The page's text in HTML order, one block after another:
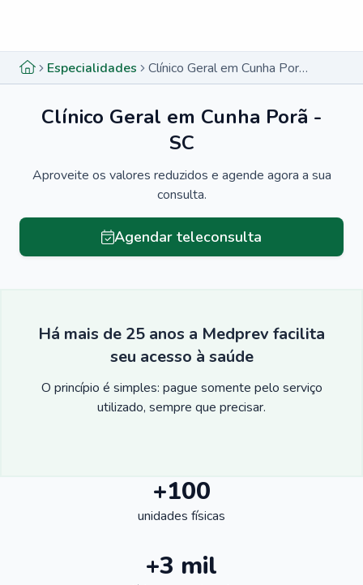
Especialidades Clínico Geral em Cunha Porã - SC
Clínico Geral em Cunha Porã -
SC
Aproveite os valores reduzidos e agende agora a sua
consulta.
Agendar teleconsulta
Há mais de 25 anos a Medprev facilita
seu acesso à saúde
O princípio é simples: pague somente pelo serviço
utilizado, sempre que precisar.
+100
unidades físicas
+3 mil